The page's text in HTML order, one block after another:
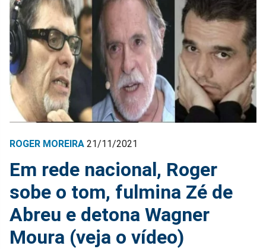
ROGER MOREIRA 21/11/2021
Em rede nacional, Roger
sobe o tom, fulmina Zé de
Abreu e detona Wagner
Moura (veja o vídeo)